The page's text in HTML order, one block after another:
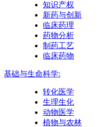
知识产权
新药与创新
临床药理
药物分析
制药工艺
临床药物
基础与生命科学:
转化医学
生理生化
动物医学
植物与农林